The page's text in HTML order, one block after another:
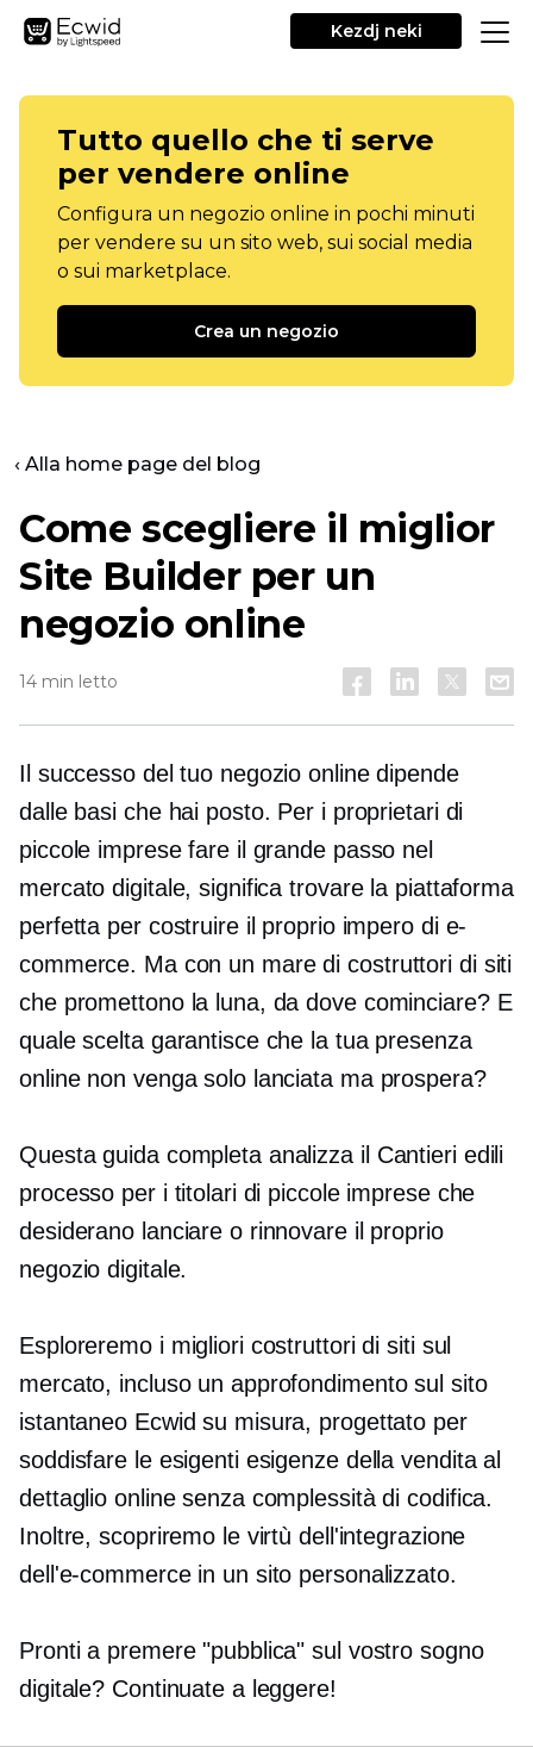
Kezdj neki
Tutto quello che ti serve
per vendere online
Configura un negozio online in pochi minuti
per vendere su un sito web, sui social media
o sui marketplace.
Crea un negozio
‹ Alla home page del blog
Come scegliere il miglior
Site Builder per un
negozio online
14 min letto
Il successo del tuo negozio online dipende
dalle basi che hai posto. Per i proprietari di
piccole imprese fare il grande passo nel
mercato digitale, significa trovare la piattaforma
perfetta per costruire il proprio impero di e-
commerce. Ma con un mare di costruttori di siti
che promettono la luna, da dove cominciare? E
quale scelta garantisce che la tua presenza
online non venga solo lanciata ma prospera?
Questa guida completa analizza il Cantieri edili
processo per i titolari di piccole imprese che
desiderano lanciare o rinnovare il proprio
negozio digitale.
Esploreremo i migliori costruttori di siti sul
mercato, incluso un approfondimento sul sito
istantaneo Ecwid su misura, progettato per
soddisfare le esigenti esigenze della vendita al
dettaglio online senza complessità di codifica.
Inoltre, scopriremo le virtù dell'integrazione
dell'e-commerce in un sito personalizzato.
Pronti a premere "pubblica" sul vostro sogno
digitale? Continuate a leggere!